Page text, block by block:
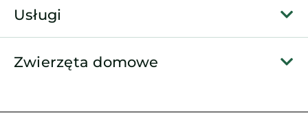
Usługi
Zwierzęta domowe